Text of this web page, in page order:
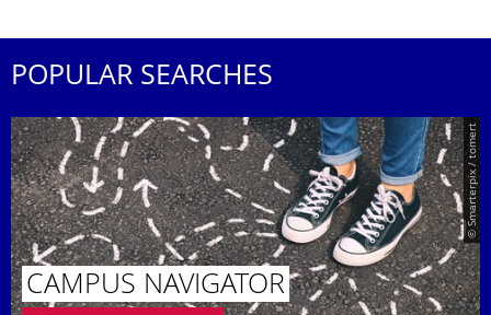
POPULAR SEARCHES
© Smarterpix / tomert
CAMPUS NAVIGATOR